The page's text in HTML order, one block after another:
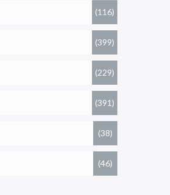
(116)
(399)
(229)
(391)
(38)
(46)